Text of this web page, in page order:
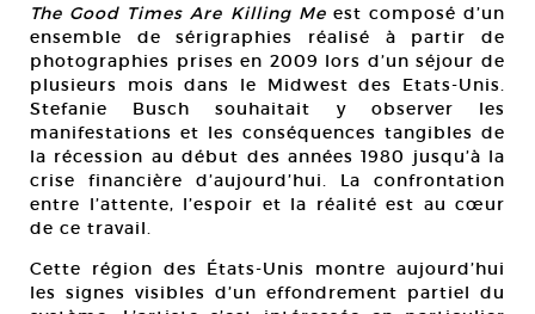
The Good Times Are Killing Meest composé d’un
ensemble de sérigraphies réalisé à partir de
photographies prises en 2009 lors d’un séjour de
plusieurs mois dans le Midwest des Etats-Unis.
Stefanie Busch souhaitait y observer les
manifestations et les conséquences tangibles de
la récession au début des années 1980 jusqu’à la
crise financière d’aujourd’hui. La confrontation
entre l’attente, l’espoir et la réalité est au cœur
de ce travail.
Cette région des États-Unis montre aujourd’hui
les signes visibles d’un effondrement partiel du